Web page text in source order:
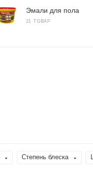
Эмали для пола
21 ТОВАР
Степень блеска